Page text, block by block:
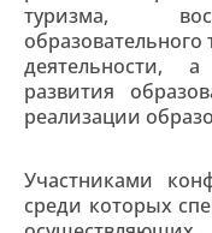
туризма,
деятельности,
развития
реализации
Участниками
среди которых